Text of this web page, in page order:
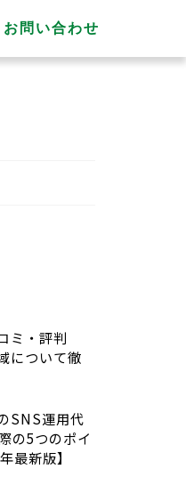
お問い合わせ
ミ・評判
について徹
SNS運用代
の5つのポイ
最新版】